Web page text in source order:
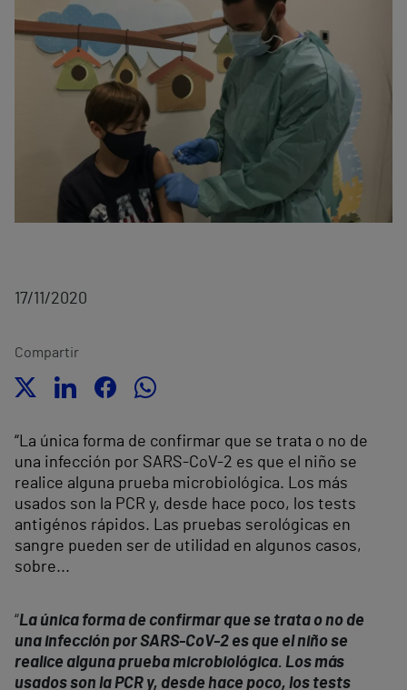
17/11/2020
Compartir
“La única forma de confirmar que se trata o no de
una infección por SARS-CoV-2 es que el niño se
realice alguna prueba microbiológica. Los más
usados son la PCR y, desde hace poco, los tests
antigénos rápidos. Las pruebas serológicas en
sangre pueden ser de utilidad en algunos casos,
sobre...
“La única forma de confirmar que se trata o no de
una infección por SARS-CoV-2 es que el niño se
realice alguna prueba microbiológica. Los más
usados son la PCR y, desde hace poco, los tests